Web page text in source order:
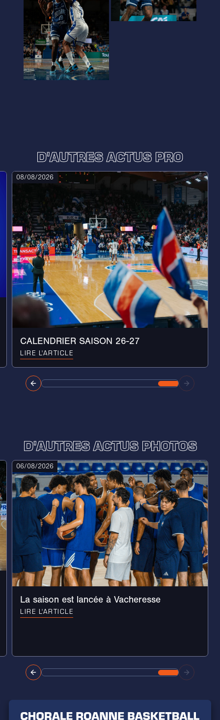
D'AUTRES ACTUS PRO
08/08/2026
CALENDRIER SAISON 26-27
LIRE L'ARTICLE
D'AUTRES ACTUS PHOTOS
06/08/2026
La saison est lancée à Vacheresse
LIRE L'ARTICLE